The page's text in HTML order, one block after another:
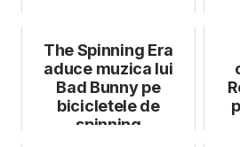
The Spinning Era
aduce muzica lui
Bad Bunny pe
bicicletele de
spinning